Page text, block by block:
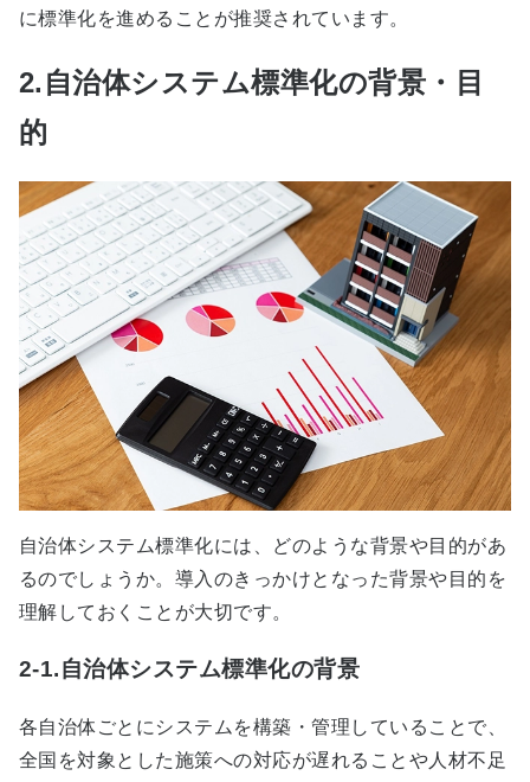
に標準化を進めることが推奨されています。
2.自治体システム標準化の背景・目
的
自治体システム標準化には、どのような背景や目的があ
るのでしょうか。導入のきっかけとなった背景や目的を
理解しておくことが大切です。
2-1.自治体システム標準化の背景
各自治体ごとにシステムを構築・管理していることで、
全国を対象とした施策への対応が遅れることや人材不足